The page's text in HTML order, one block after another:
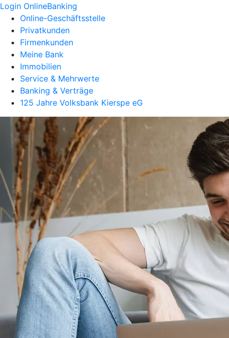
Login OnlineBanking
Online-Geschäftsstelle
Privatkunden
Firmenkunden
Meine Bank
Immobilien
Service & Mehrwerte
Banking & Verträge
125 Jahre Volksbank Kierspe eG